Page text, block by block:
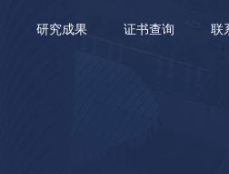
研究成果 证书查询 联